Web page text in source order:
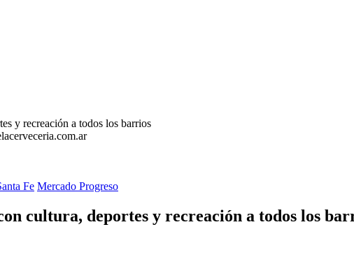
Fe Mercado Progreso
cultura, deportes y recreación a todos los